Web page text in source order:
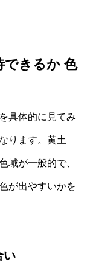
できるか 色
具体的に見てみ
ります。黄土
域が一般的で、
が出やすいかを
い